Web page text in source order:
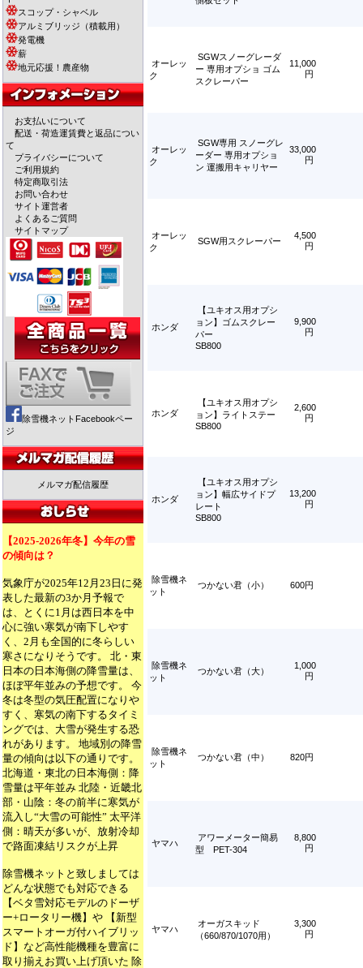
スコップ・シャベル
アルミブリッジ（積載用）
発電機
薪
地元応援！農産物
お支払いについて
配送・荷造運賃費と返品につい
て
プライバシーについて
ご利用規約
特定商取引法
お問い合わせ
サイト運営者
よくあるご質問
サイトマップ
除雪機ネットFacebookペー
ジ
メルマガ配信履歴
【2025-2026年冬】今年の雪
の傾向は？
気象庁が2025年12月23日に発
表した最新の3か月予報で
は、とくに1月は西日本を中
心に強い寒気が南下しやす
く、2月も全国的に冬らしい
寒さになりそうです。 北・東
日本の日本海側の降雪量は、
ほぼ平年並みの予想です。 今
冬は冬型の気圧配置になりや
すく、寒気の南下するタイミ
ングでは、大雪が発生する恐
れがあります。 地域別の降雪
量の傾向は以下の通りです。
北海道・東北の日本海側：降
雪量は平年並み 北陸・近畿北
部・山陰：冬の前半に寒気が
流入し“大雪の可能性” 太平洋
側：晴天が多いが、放射冷却
で路面凍結リスクが上昇
除雪機ネットと致しましては
どんな状態でも対応できる
【ベタ雪対応モデルのドーザ
ー+ロータリー機】や 【新型
スマートオーガ付ハイブリッ
ド】など高性能機種を豊富に
取り揃えお買い上げ頂いた 除
オーレッ
ク
SGWスノーグレーダ
ー 専用オプショ ゴム
スクレーパー
11,000
円
オーレッ
ク
SGW専用 スノーグレ
ーダー 専用オプショ
ン 運搬用キャリヤー
33,000
円
オーレッ
ク
SGW用スクレーパー
4,500
円
ホンダ
【ユキオス用オプシ
ョン】ゴムスクレー
パー
SB800
9,900
円
ホンダ
【ユキオス用オプシ
ョン】ライトステー
SB800
2,600
円
ホンダ
【ユキオス用オプシ
ョン】幅広サイドプ
レート
SB800
13,200
円
除雪機ネ
ット
つかない君（小） 600円
除雪機ネ
ット
つかない君（大）
1,000
円
除雪機ネ
ット
つかない君（中） 820円
ヤマハ
アワーメーター簡易
型 PET-304
8,800
円
ヤマハ
オーガスキッド
（660/870/1070用）
3,300
円